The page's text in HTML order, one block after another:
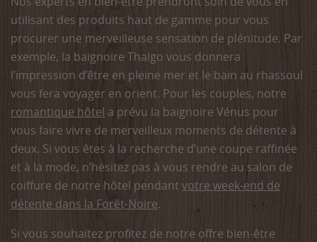
utilisant des produits haut de gamme pour vous
procurer une merveilleuse sensation de plénitude. Par
exemple, la baignoire Thalgo vous donnera
l’impression d’être en pleine mer et le bain au rhassoul
vous fera voyager en orient. Pour les couples, notre
romantique hôtel a prévu la baignoire Vénus pour
vous faire vivre de merveilleux moments de détente à
deux. Si vous êtes à la recherche d’une coupe raffinée
et à la mode, n’hésitez pas à vous rendre au salon de
coiffure de notre hôtel pendant votre week-end de
détente dans la Forêt-Noire.
Si vous souhaitez profitez de notre offre bien-être